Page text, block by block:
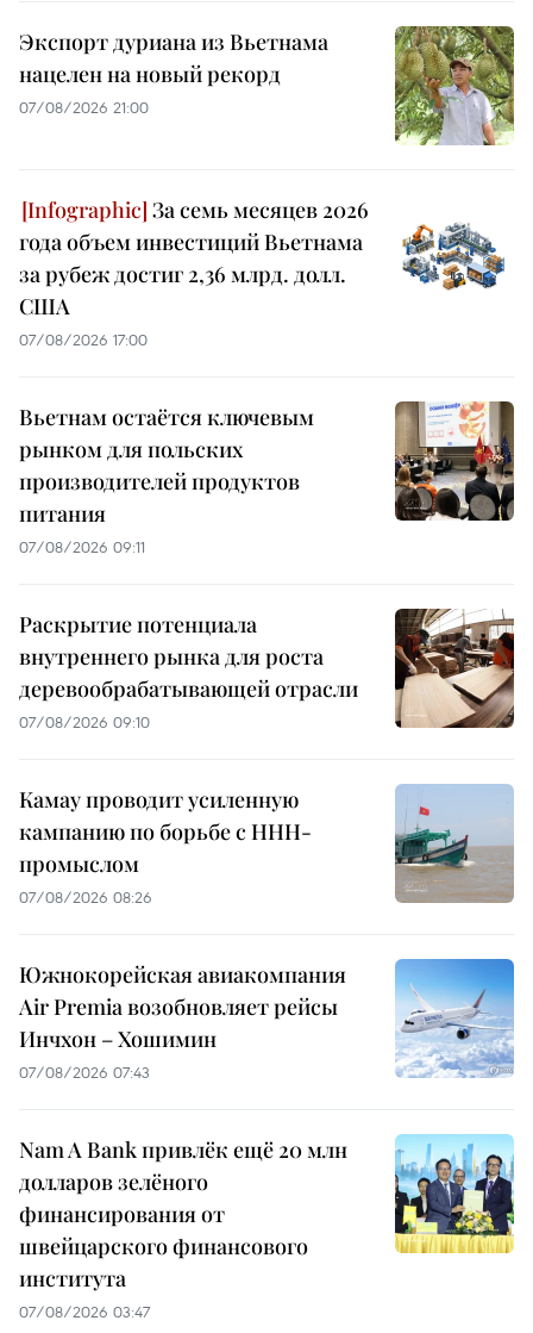
Экспорт дуриана из Вьетнама
нацелен на новый рекорд
07/08/2026 21:00
За семь месяцев 2026
года объем инвестиций Вьетнама
за рубеж достиг 2,36 млрд. долл.
США
07/08/2026 17:00
Вьетнам остаётся ключевым
рынком для польских
производителей продуктов
питания
07/08/2026 09:11
Раскрытие потенциала
внутреннего рынка для роста
деревообрабатывающей отрасли
07/08/2026 09:10
Камау проводит усиленную
кампанию по борьбе с ННН-
промыслом
07/08/2026 08:26
Южнокорейская авиакомпания
Air Premia возобновляет рейсы
Инчхон – Хошимин
07/08/2026 07:43
Nam A Bank привлёк ещё 20 млн
долларов зелёного
финансирования от
швейцарского финансового
института
07/08/2026 03:47